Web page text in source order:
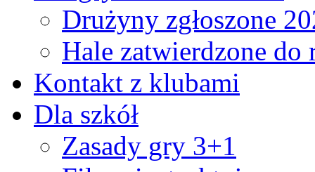
Drużyny zgłoszone
Hale zatwierdzone
Kontakt z klubami
Dla szkół
Zasady gry 3+1